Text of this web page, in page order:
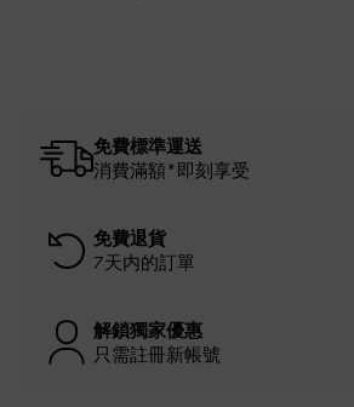
免費標準運送
消費滿額*即刻享受
免費退貨
7天内的訂單
解鎖獨家優惠
只需註冊新帳號